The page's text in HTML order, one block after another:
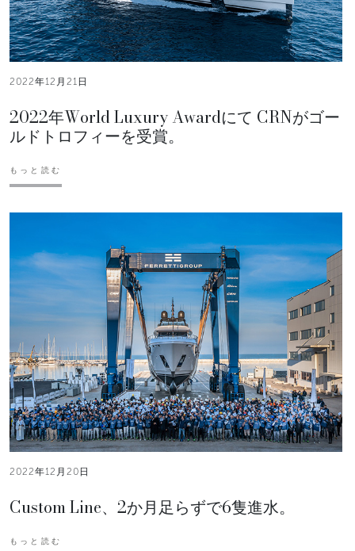
2022年12月21日
2022年World Luxury Awardにて CRNがゴー
ルドトロフィーを受賞。
もっと読む
2022年12月20日
Custom Line、2か月足らずで6隻進水。
もっと読む